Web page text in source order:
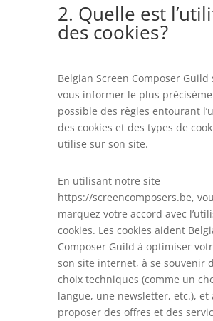
2. Quelle est
des cookies ?
Belgian Screen Composer Guild
vous informer le plus
possible des règles entourant
des cookies et des types de
utilise sur son site.
En utilisant notre site
https://screencomposers.be,
marquez votre accord avec
cookies. Les cookies aident
Composer Guild à optimiser
son site internet, à se souvenir
choix techniques (comme un
langue, une newsletter, etc.), et
proposer des offres et des